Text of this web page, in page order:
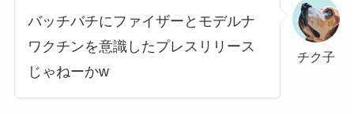
チク子
バッチバチにファイザーとモデルナ
ワクチンを意識したプレスリリース
じゃねーかw